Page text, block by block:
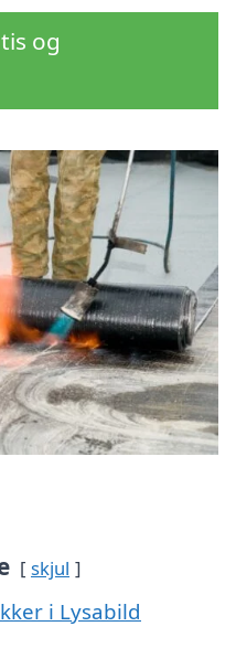
og
skjul
i Lysabild